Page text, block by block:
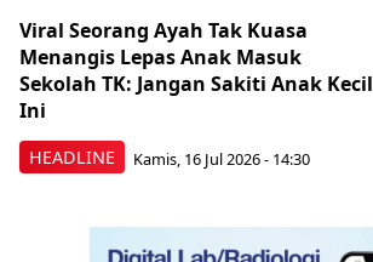
HEADLINE
Viral Seorang Ayah Tak Kuasa
Menangis Lepas Anak Masuk
Sekolah TK: Jangan Sakiti Anak Kecil
Ini
Kamis, 16 Jul 2026 - 14:30